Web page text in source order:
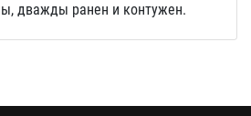
дважды ранен и контужен.